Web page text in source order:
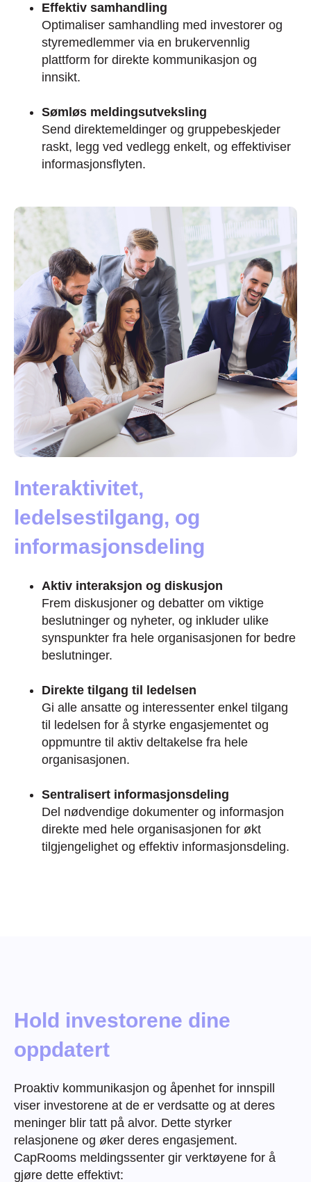
Effektiv samhandling
Optimaliser samhandling med investorer og
styremedlemmer via en brukervennlig
plattform for direkte kommunikasjon og
innsikt.
Sømløs meldingsutveksling
Send direktemeldinger og gruppebeskjeder
raskt, legg ved vedlegg enkelt, og effektiviser
informasjonsflyten.
Interaktivitet,
ledelsestilgang, og
informasjonsdeling
Aktiv interaksjon og diskusjon
Frem diskusjoner og debatter om viktige
beslutninger og nyheter, og inkluder ulike
synspunkter fra hele organisasjonen for bedre
beslutninger.
Direkte tilgang til ledelsen
Gi alle ansatte og interessenter enkel tilgang
til ledelsen for å styrke engasjementet og
oppmuntre til aktiv deltakelse fra hele
organisasjonen.
Sentralisert informasjonsdeling
Del nødvendige dokumenter og informasjon
direkte med hele organisasjonen for økt
tilgjengelighet og effektiv informasjonsdeling.
Hold investorene dine
oppdatert
Proaktiv kommunikasjon og åpenhet for innspill
viser investorene at de er verdsatte og at deres
meninger blir tatt på alvor. Dette styrker
relasjonene og øker deres engasjement.
CapRooms meldingssenter gir verktøyene for å
gjøre dette effektivt: